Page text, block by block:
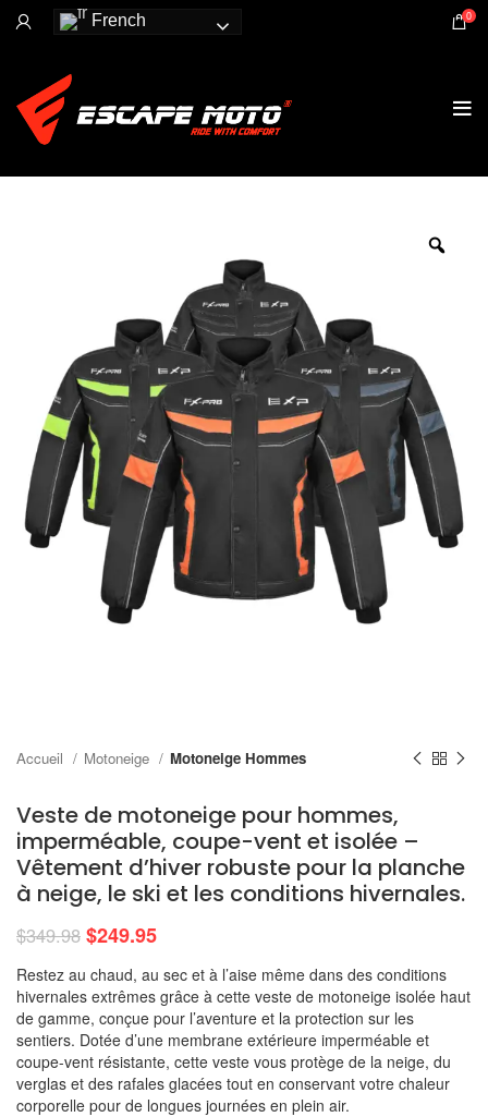
French 0
Accueil Motoneige Motoneige Hommes
Veste de motoneige pour hommes,
imperméable, coupe-vent et isolée –
Vêtement d’hiver robuste pour la planche
à neige, le ski et les conditions hivernales.
$349.98 $249.95
Restez au chaud, au sec et à l’aise même dans des conditions
hivernales extrêmes grâce à cette veste de motoneige isolée haut
de gamme, conçue pour l’aventure et la protection sur les
sentiers. Dotée d’une membrane extérieure imperméable et
coupe-vent résistante, cette veste vous protège de la neige, du
verglas et des rafales glacées tout en conservant votre chaleur
corporelle pour de longues journées en plein air.